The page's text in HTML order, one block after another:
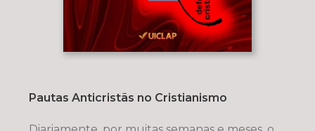
Pautas Anticristãs no Cristianismo